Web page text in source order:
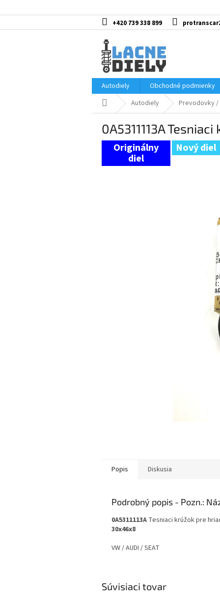
na
+420 739 338 899
Autodiely
Obchodné podmienky
DomovAutodiely Prevodovky
0A5311113A
Nový diel
Popis Diskusia
Podrobný popis
0A5311113A Tesniaci krúžok pre
30x46x8
VW / AUDI / SEAT
Súvisiaci tovar